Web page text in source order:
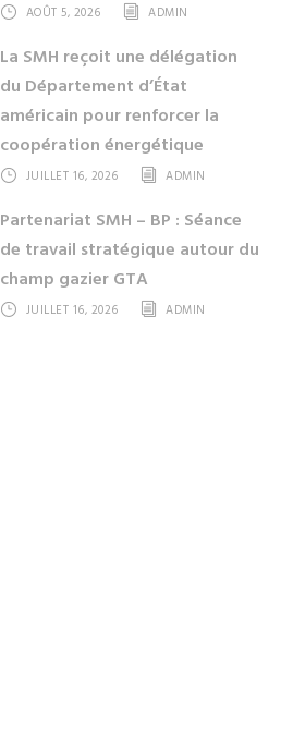
AOÛT 5, 2026 ADMIN
La SMH reçoit une délégation
du Département d’État
américain pour renforcer la
coopération énergétique
JUILLET 16, 2026 ADMIN
Partenariat SMH – BP : Séance
de travail stratégique autour du
champ gazier GTA
JUILLET 16, 2026 ADMIN